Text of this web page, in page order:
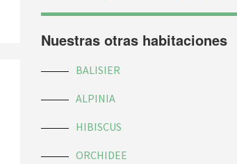
Nuestras otras habitaciones
BALISIER
ALPINIA
HIBISCUS
ORCHIDEE